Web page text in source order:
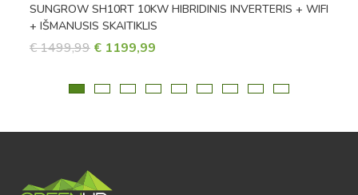
SUNGROW SH10RT 10KW HIBRIDINIS INVERTERIS + WIFI
+ IŠMANUSIS SKAITIKLIS
€1499,99 ORIGINAL
€ 1499,99.
€ 1199,99
€ 1199,99.